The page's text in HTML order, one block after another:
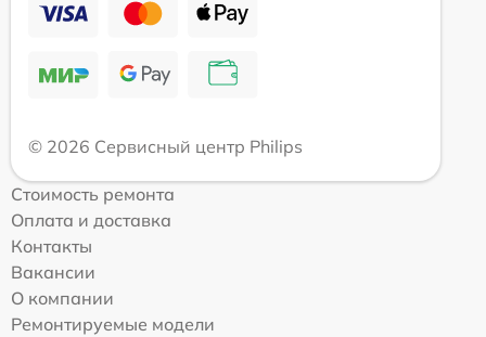
© 2026 Сервисный центр Philips
Стоимость ремонта
Оплата и доставка
Контакты
Вакансии
О компании
Ремонтируемые модели